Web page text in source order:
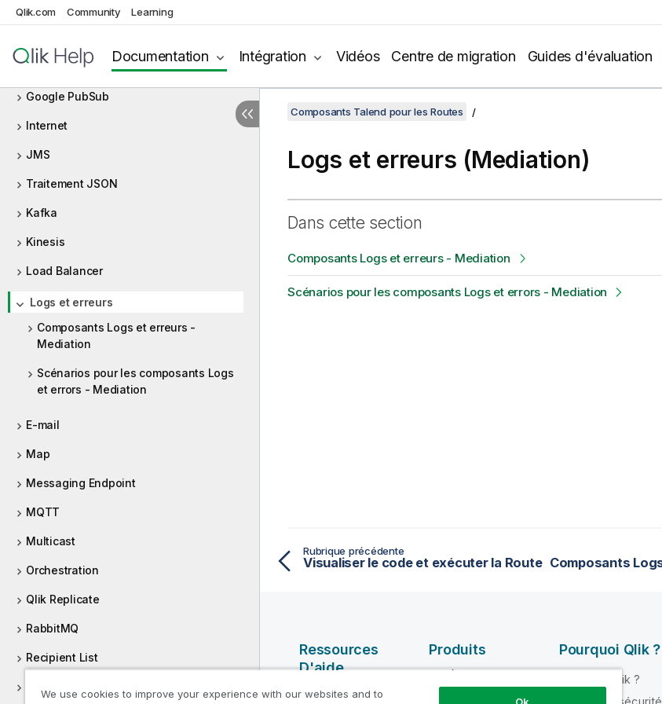
Qlik.com Community Learning
Documentation Intégration Vidéos Centre de migration Guides d'évaluation
File
Flatpack
Google PubSub
Internet
JMS
Traitement JSON
Kafka
Kinesis
Load Balancer
Logs et erreurs
Composants Logs et erreurs -
Mediation
Scénarios pour les composants Logs
et errors - Mediation
E-mail
Map
Messaging Endpoint
MQTT
Multicast
Orchestration
Qlik Replicate
RabbitMQ
Recipient List
Composants Talend pour les Routes
Logs et erreurs (Mediation)
Dans cette section
Composants Logs et erreurs - Mediation
Scénarios pour les composants Logs et errors - Mediation
Rubrique précédente
Visualiser le code et exécuter la Route
Ressources
D'aide
Vidéos Qlik Help
Produits
QUALITÉ DE
Pourquoi Qlik ?
Pourquoi Qlik ?
Fiabilité et sécurité
We use cookies to improve your experience with our websites and to